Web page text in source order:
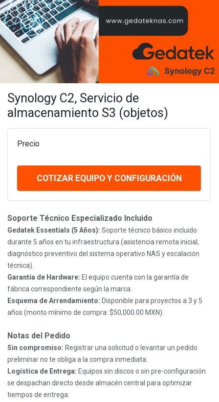
Synology C2, Servicio de
almacenamiento S3 (objetos)
Precio
COTIZAR EQUIPO Y CONFIGURACIÓN
Soporte Técnico Especializado Incluido
Gedatek Essentials (5 Años): Soporte técnico básico incluido
durante 5 años en tu infraestructura (asistencia remota inicial,
diagnóstico preventivo del sistema operativo NAS y escalación
técnica).
Garantía de Hardware: El equipo cuenta con la garantía de
fábrica correspondiente según la marca.
Esquema de Arrendamiento: Disponible para proyectos a 3 y 5
años (monto mínimo de compra: $50,000.00 MXN).
Notas del Pedido
Sin compromiso: Registrar una solicitud o levantar un pedido
preliminar no te obliga a la compra inmediata.
Logística de Entrega: Equipos sin discos o sin pre-configuración
se despachan directo desde almacén central para optimizar
tiempos de entrega.